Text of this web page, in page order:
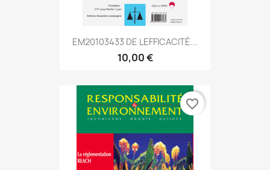
EM20103433 DE LEFFICACITÉ...
10,00 €
favorite_border